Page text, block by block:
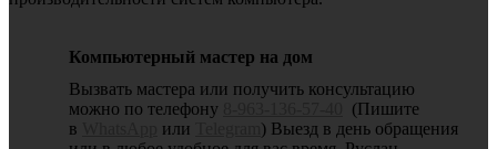
Компьютерный мастер на дом
Вызвать мастера или получить консультацию
можно по телефону
(Пишите
в
или
) Выезд в день обращения